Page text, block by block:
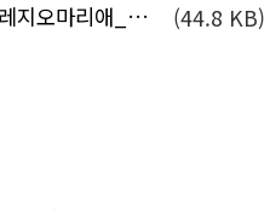
레지오마리애_교본_표지.jpg (44.8 KB)